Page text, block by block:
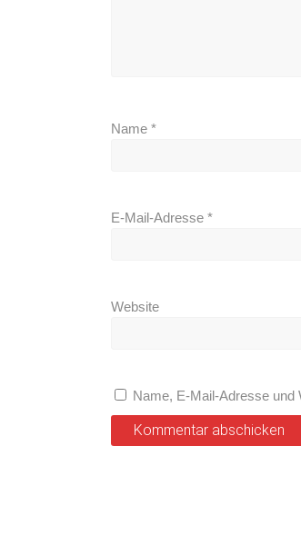
Name *
E-Mail-Adresse *
Website
Name, E-Mail-Adresse und